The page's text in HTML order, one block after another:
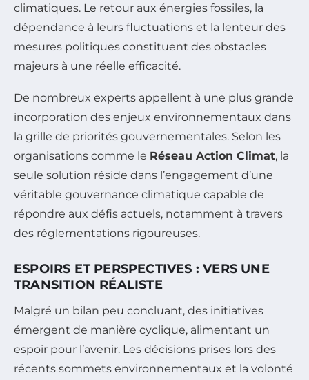
climatiques. Le retour aux énergies fossiles, la
dépendance à leurs fluctuations et la lenteur des
mesures politiques constituent des obstacles
majeurs à une réelle efficacité.
De nombreux experts appellent à une plus grande
incorporation des enjeux environnementaux dans
la grille de priorités gouvernementales. Selon les
organisations comme le Réseau Action Climat, la
seule solution réside dans l’engagement d’une
véritable gouvernance climatique capable de
répondre aux défis actuels, notamment à travers
des réglementations rigoureuses.
ESPOIRS ET PERSPECTIVES : VERS UNE
TRANSITION RÉALISTE
Malgré un bilan peu concluant, des initiatives
émergent de manière cyclique, alimentant un
espoir pour l’avenir. Les décisions prises lors des
récents sommets environnementaux et la volonté